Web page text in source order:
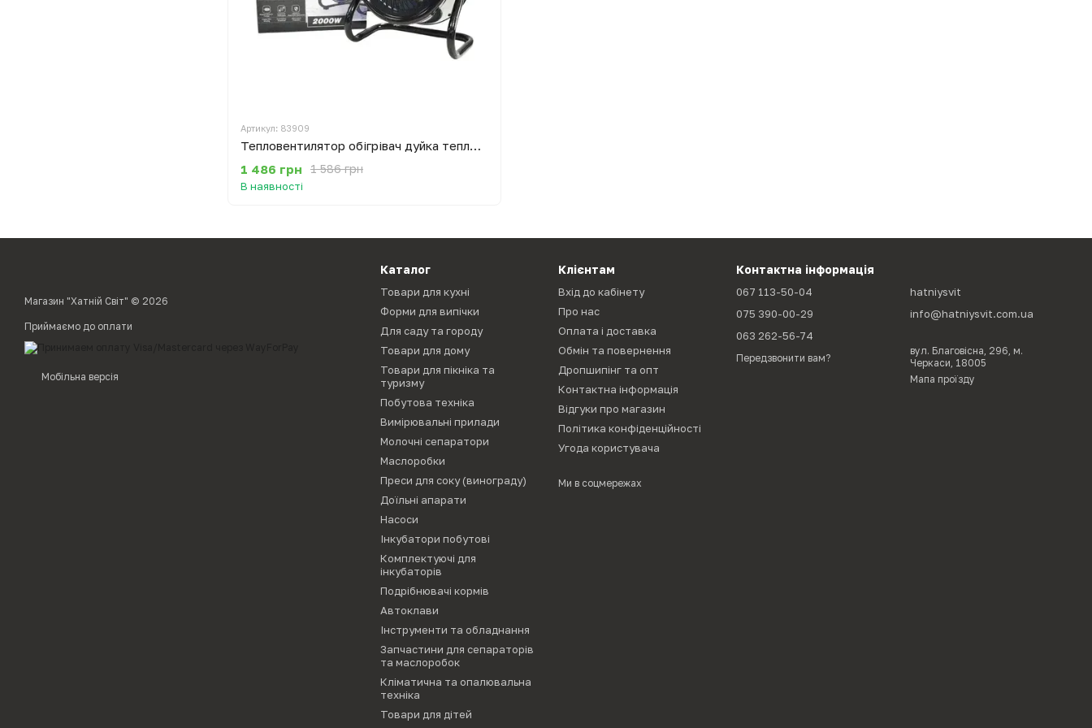
Артикул: 83909
Тепловентилятор обігрівач дуйка теплова гармата пушка Kraissmann TVZ-2000 Вт 2 кВт
1 586 грн
1 486 грн
В наявності
Магазин "Хатній Світ" © 2026
Приймаємо до оплати
Мобільна версія
Каталог
Товари для кухні
Форми для випічки
Для саду та городу
Товари для дому
Товари для пікніка та
туризму
Побутова техніка
Вимірювальні прилади
Молочні сепаратори
Маслоробки
Преси для соку (винограду)
Доїльні апарати
Насоси
Інкубатори побутові
Комплектуючі для
інкубаторів
Подрібнювачі кормів
Автоклави
Інструменти та обладнання
Запчастини для сепараторів
та маслоробок
Кліматична та опалювальна
техніка
Товари для дітей
Клієнтам
Вхід до кабінету
Про нас
Оплата і доставка
Обмін та повернення
Дропшипінг та опт
Контактна інформація
Відгуки про магазин
Політика конфіденційності
Угода користувача
Ми в соцмережах
Контактна інформація
067 113-50-04
075 390-00-29
063 262-56-74
Передзвонити вам?
hatniysvit
info@hatniysvit.com.ua
вул. Благовісна, 296, м.
Черкаси, 18005
Мапа проїзду